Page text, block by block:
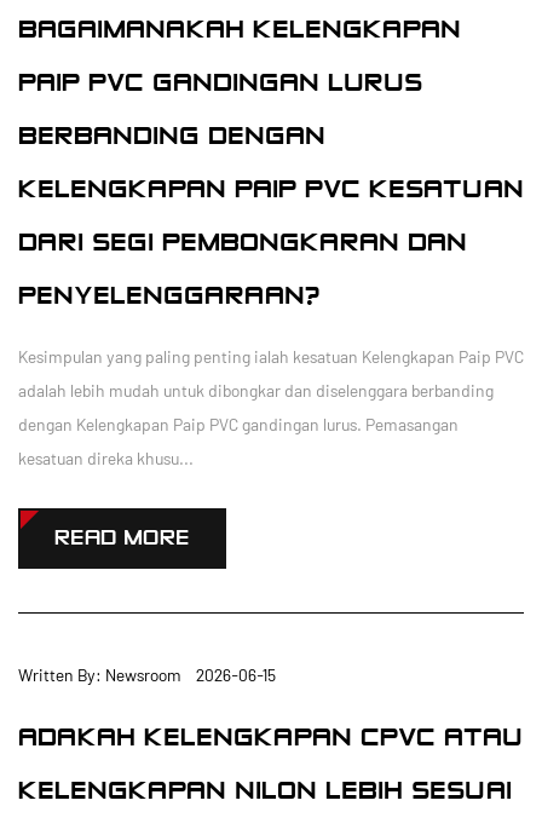
BAGAIMANAKAH KELENGKAPAN
PAIP PVC GANDINGAN LURUS
BERBANDING DENGAN
KELENGKAPAN PAIP PVC KESATUAN
DARI SEGI PEMBONGKARAN DAN
PENYELENGGARAAN?
Kesimpulan yang paling penting ialah kesatuan Kelengkapan Paip PVC
adalah lebih mudah untuk dibongkar dan diselenggara berbanding
dengan Kelengkapan Paip PVC gandingan lurus. Pemasangan
kesatuan direka khusu...
READ MORE
Written By: Newsroom 2026-06-15
ADAKAH KELENGKAPAN CPVC ATAU
KELENGKAPAN NILON LEBIH SESUAI